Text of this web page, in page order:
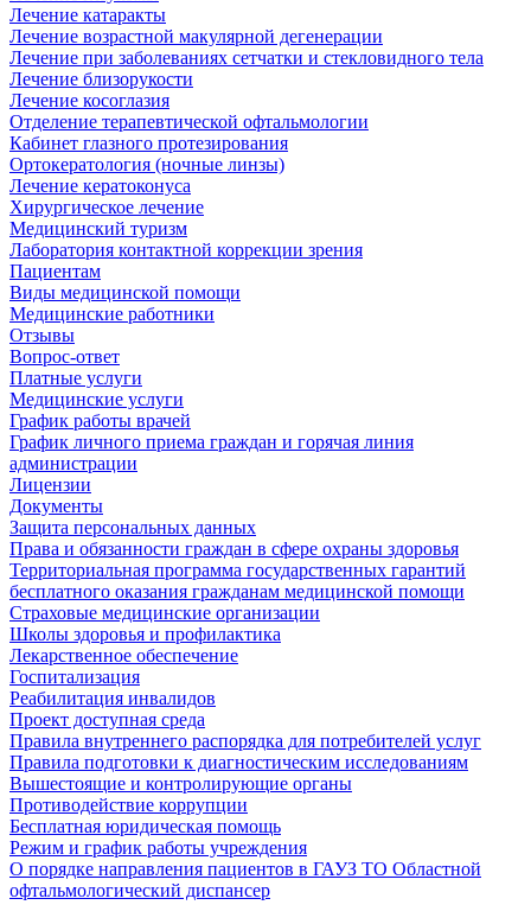
Лечение катаракты
Лечение возрастной макулярной дегенерации
Лечение при заболеваниях сетчатки и стекловидного тела
Лечение близорукости
Лечение косоглазия
Отделение терапевтической офтальмологии
Кабинет глазного протезирования
Ортокератология (ночные линзы)
Лечение кератоконуса
Хирургическое лечение
Медицинский туризм
Лаборатория контактной коррекции зрения
Пациентам
Виды медицинской помощи
Медицинские работники
Отзывы
Вопрос-ответ
Платные услуги
Медицинские услуги
График работы врачей
График личного приема граждан и горячая линия
администрации
Лицензии
Документы
Защита персональных данных
Права и обязанности граждан в сфере охраны здоровья
Территориальная программа государственных гарантий
бесплатного оказания гражданам медицинской помощи
Страховые медицинские организации
Школы здоровья и профилактика
Лекарственное обеспечение
Госпитализация
Реабилитация инвалидов
Проект доступная среда
Правила внутреннего распорядка для потребителей услуг
Правила подготовки к диагностическим исследованиям
Вышестоящие и контролирующие органы
Противодействие коррупции
Бесплатная юридическая помощь
Режим и график работы учреждения
О порядке направления пациентов в ГАУЗ ТО Областной
офтальмологический диспансер